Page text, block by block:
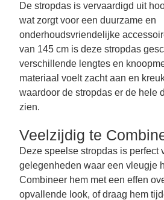
De stropdas is vervaardigd uit
wat zorgt voor een duurzame en
onderhoudsvriendelijke
van 145 cm is deze stropdas
verschillende lengtes en
materiaal voelt zacht aan en
waardoor de stropdas er de hele
zien.
Veelzijdig te
Deze speelse stropdas is perfect
gelegenheden waar een vleugje
Combineer hem met een effen
opvallende look, of draag hem